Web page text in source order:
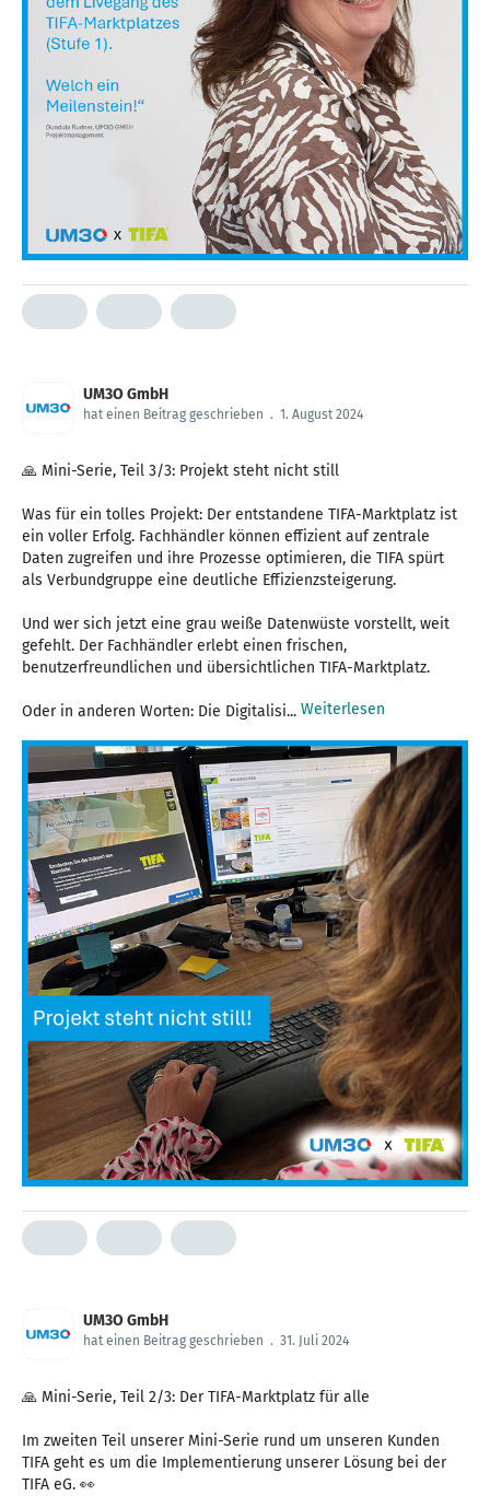
UM3O GmbH
hat einen Beitrag geschrieben . 1. August 2024
🙏 Mini-Serie, Teil 3/3: Projekt steht nicht still
Was für ein tolles Projekt: Der entstandene TIFA-Marktplatz ist
ein voller Erfolg. Fachhändler können effizient auf zentrale
Daten zugreifen und ihre Prozesse optimieren, die TIFA spürt
als Verbundgruppe eine deutliche Effizienzsteigerung.
Und wer sich jetzt eine grau weiße Datenwüste vorstellt, weit
gefehlt. Der Fachhändler erlebt einen frischen,
benutzerfreundlichen und übersichtlichen TIFA-Marktplatz.
Oder in anderen Worten: Die Digitalisi... Weiterlesen
UM3O GmbH
hat einen Beitrag geschrieben . 31. Juli 2024
🙏 Mini-Serie, Teil 2/3: Der TIFA-Marktplatz für alle
Im zweiten Teil unserer Mini-Serie rund um unseren Kunden
TIFA geht es um die Implementierung unserer Lösung bei der
TIFA eG. 👀